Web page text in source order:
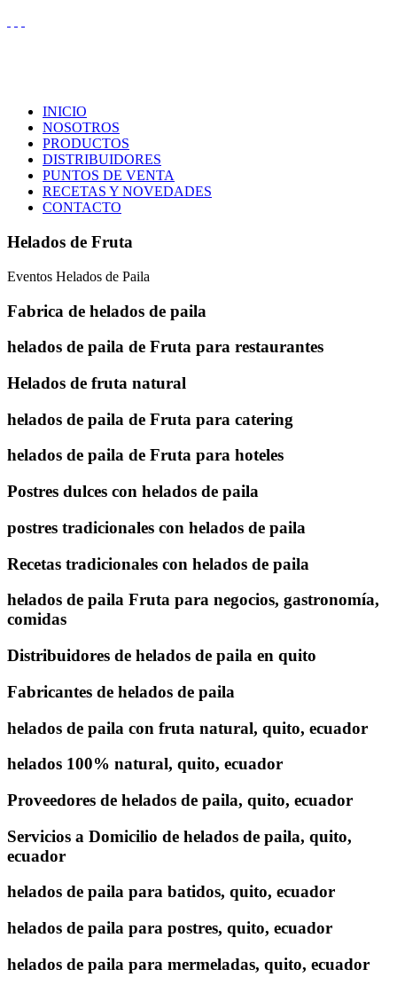
INICIO
NOSOTROS
PRODUCTOS
DISTRIBUIDORES
PUNTOS DE VENTA
RECETAS Y NOVEDADES
CONTACTO
Helados de Fruta
Eventos Helados de Paila
Fabrica de helados de paila
helados de paila de Fruta para restaurantes
Helados de fruta natural
helados de paila de Fruta para catering
helados de paila de Fruta para hoteles
Postres dulces con helados de paila
postres tradicionales con helados de paila
Recetas tradicionales con helados de paila
helados de paila Fruta para negocios, gastronomía,
comidas
Distribuidores de helados de paila en quito
Fabricantes de helados de paila
helados de paila con fruta natural, quito, ecuador
helados 100% natural, quito, ecuador
Proveedores de helados de paila, quito, ecuador
Servicios a Domicilio de helados de paila, quito,
ecuador
helados de paila para batidos, quito, ecuador
helados de paila para postres, quito, ecuador
helados de paila para mermeladas, quito, ecuador